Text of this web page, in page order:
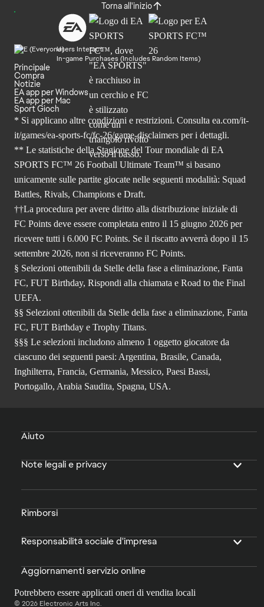
Torna all'inizio
Users Interact
In-game Purchases (Includes Random Items)
Principale
Compra
Notizie
EA app per Windows
EA app per Mac
Sport Gioch
* Si applicano altre condizioni e restrizioni. Consulta ea.com/it-
it/games/ea-sports-fc/fc-26/game-disclaimers per i dettagli.
** Le statistiche della Stagione del Tour mondiale di EA
SPORTS FC™ 26 Football Ultimate Team™ si basano
unicamente sulle partite giocate nelle seguenti modalità: Squad
Battles, Rivals, Champions e Draft.
††La procedura per avere diritto alla distribuzione iniziale di
FC Points deve essere completata entro il 15 giugno 2026 per
ricevere tutti i 6.000 FC Points. Se il riscatto avverrà dopo il 15
settembre 2026, non si riceveranno FC Points.
§ Selezioni ottenibili da Stelle della fase a eliminazione, Fanta
FC, FUT Birthday, Rispondi alla chiamata e Road to the Final
UEFA.
§§ Selezioni ottenibili da Stelle della fase a eliminazione, Fanta
FC, FUT Birthday e Trophy Titans.
§§§ Le selezioni includono almeno 1 oggetto giocatore da
ciascuno dei seguenti paesi: Argentina, Brasile, Canada,
Inghilterra, Francia, Germania, Messico, Paesi Bassi,
Portogallo, Arabia Saudita, Spagna, USA.
Aiuto
Note legali e privacy
Rimborsi
Responsabilità sociale d'impresa
Aggiornamenti servizio online
Potrebbero essere applicati oneri di vendita locali
© 2026 Electronic Arts Inc.